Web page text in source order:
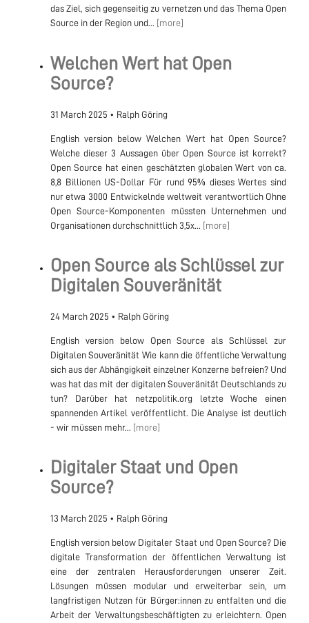
das Ziel, sich gegenseitig zu vernetzen und das Thema Open
Source in der Region und... [more]
Welchen Wert hat Open
Source?
31 March 2025 • Ralph Göring
English version below Welchen Wert hat Open Source?
Welche dieser 3 Aussagen über Open Source ist korrekt?
Open Source hat einen geschätzten globalen Wert von ca.
8,8 Billionen US-Dollar Für rund 95% dieses Wertes sind
nur etwa 3000 Entwickelnde weltweit verantwortlich Ohne
Open Source-Komponenten müssten Unternehmen und
Organisationen durchschnittlich 3,5x... [more]
Open Source als Schlüssel zur
Digitalen Souveränität
24 March 2025 • Ralph Göring
English version below Open Source als Schlüssel zur
Digitalen Souveränität Wie kann die öffentliche Verwaltung
sich aus der Abhängigkeit einzelner Konzerne befreien? Und
was hat das mit der digitalen Souveränität Deutschlands zu
tun? Darüber hat netzpolitik.org letzte Woche einen
spannenden Artikel veröffentlicht. Die Analyse ist deutlich
- wir müssen mehr... [more]
Digitaler Staat und Open
Source?
13 March 2025 • Ralph Göring
English version below Digitaler Staat und Open Source? Die
digitale Transformation der öffentlichen Verwaltung ist
eine der zentralen Herausforderungen unserer Zeit.
Lösungen müssen modular und erweiterbar sein, um
langfristigen Nutzen für Bürger:innen zu entfalten und die
Arbeit der Verwaltungsbeschäftigten zu erleichtern. Open